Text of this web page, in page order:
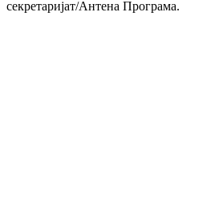
секретаријат/Антена Програма.